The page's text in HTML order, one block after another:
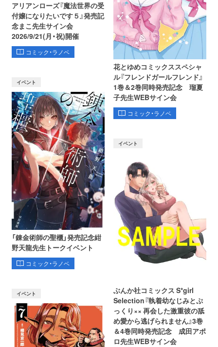
アリアンローズ『魔法世界の受
付嬢になりたいです５』発売記
念まこ先生サイン会
2026/9/21(月・祝)開催
コミック・ラノベ
花とゆめコミックススペシャ
ル『フレンドガールフレンド』
1巻＆2巻同時発売記念 瑠夏
子先生WEBサイン会
コミック・ラノベ
イベント
「錬金術師の聖櫃」発売記念紺
野天龍先生トークイベント
コミック・ラノベ
イベント
ぶんか社コミックス S*girl
Selection『執着幼なじみとぷ
っくり×× 再会した激重彼の舐
め愛から逃げられません』3巻
＆4巻同時発売記念 成田アポ
ロ先生WEBサイン会
イベント